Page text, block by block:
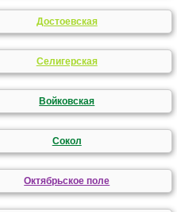
Достоевская
Селигерская
Войковская
Сокол
Октябрьское поле